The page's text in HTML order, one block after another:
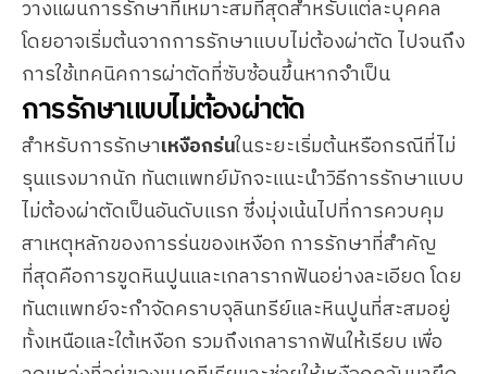
วางแผนการรักษาที่เหมาะสมที่สุดสำหรับแต่ละบุคคล
โดยอาจเริ่มต้นจากการรักษาแบบไม่ต้องผ่าตัด ไปจนถึง
การใช้เทคนิคการผ่าตัดที่ซับซ้อนขึ้นหากจำเป็น
การรักษาแบบไม่ต้องผ่าตัด
สำหรับการรักษาเหงือกร่นในระยะเริ่มต้นหรือกรณีที่ไม่
รุนแรงมากนัก ทันตแพทย์มักจะแนะนำวิธีการรักษาแบบ
ไม่ต้องผ่าตัดเป็นอันดับแรก ซึ่งมุ่งเน้นไปที่การควบคุม
สาเหตุหลักของการร่นของเหงือก การรักษาที่สำคัญ
ที่สุดคือการขูดหินปูนและเกลารากฟันอย่างละเอียด โดย
ทันตแพทย์จะกำจัดคราบจุลินทรีย์และหินปูนที่สะสมอยู่
ทั้งเหนือและใต้เหงือก รวมถึงเกลารากฟันให้เรียบ เพื่อ